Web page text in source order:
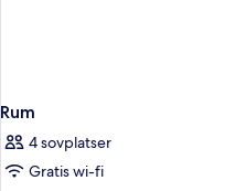
Rum
4 sovplatser
Gratis wi-fi